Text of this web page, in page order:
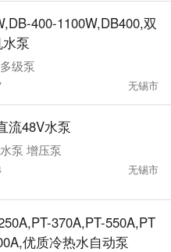
400-1100W,DB400,双
泵
级泵
无锡市
流48V水泵
泵 增压泵
无锡市
370A,PT-550A,PT
优质冷热水自动泵